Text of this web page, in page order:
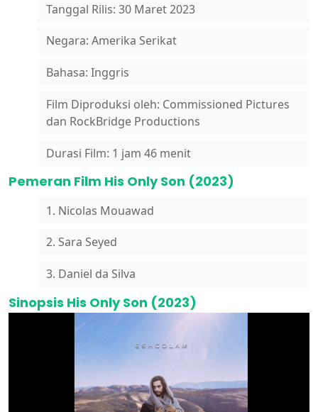
Tanggal Rilis: 30 Maret 2023
Negara: Amerika Serikat
Bahasa: Inggris
Film Diproduksi oleh: Commissioned Pictures
dan RockBridge Productions
Durasi Film: 1 jam 46 menit
Pemeran Film His Only Son (2023)
1. Nicolas Mouawad
2. Sara Seyed
3. Daniel da Silva
Sinopsis His Only Son (2023)